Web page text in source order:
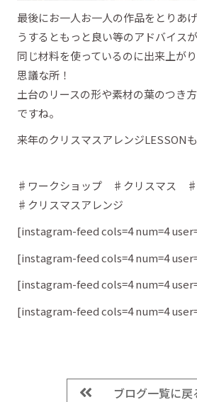
最後にお一人お一人の作品をとりあ
うするともっと良い等のアドバイ
同じ材料を使っているのに出来上が
思議な所！
土台のリースの形や素材の葉のつき
ですね。
来年のクリスマスアレンジLESSON
♯ワークショップ ♯クリスマス ♯
♯クリスマスアレンジ
[instagram-feed cols=4 num=4
[instagram-feed cols=4 num=4
[instagram-feed cols=4 num=4
[instagram-feed cols=4 num=4
ブログ一覧に戻